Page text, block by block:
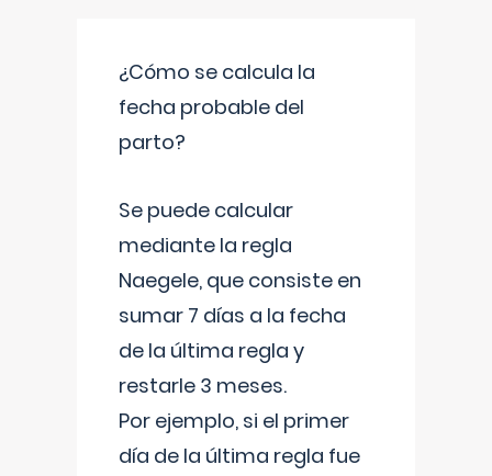
¿Cómo se calcula la
fecha probable del
parto?
Se puede calcular
mediante la regla
Naegele, que consiste en
sumar 7 días a la fecha
de la última regla y
restarle 3 meses.
Por ejemplo, si el primer
día de la última regla fue